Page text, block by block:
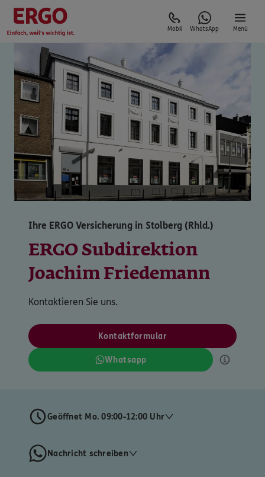
Mobil WhatsApp Menü
Ihre ERGO Versicherung in Stolberg (Rhld.)
ERGO Subdirektion
Joachim Friedemann
Kontaktieren Sie uns.
Kontaktformular
Whatsapp
Geöffnet Mo. 09:00-12:00 Uhr
Nachricht schreiben